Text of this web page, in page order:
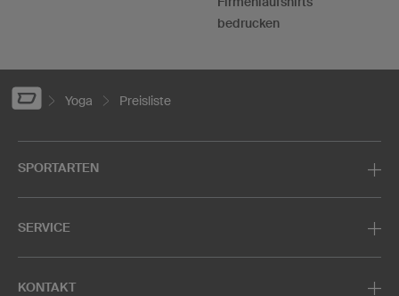
bedrucken
Yoga Preisliste
SPORTARTEN
SERVICE
KONTAKT